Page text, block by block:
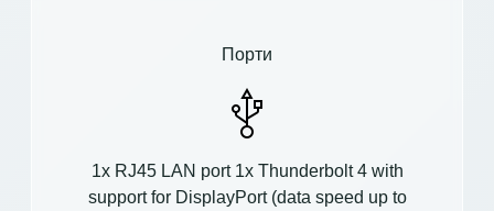
Порти
1x RJ45 LAN port 1x Thunderbolt 4 with
support for DisplayPort (data speed up to